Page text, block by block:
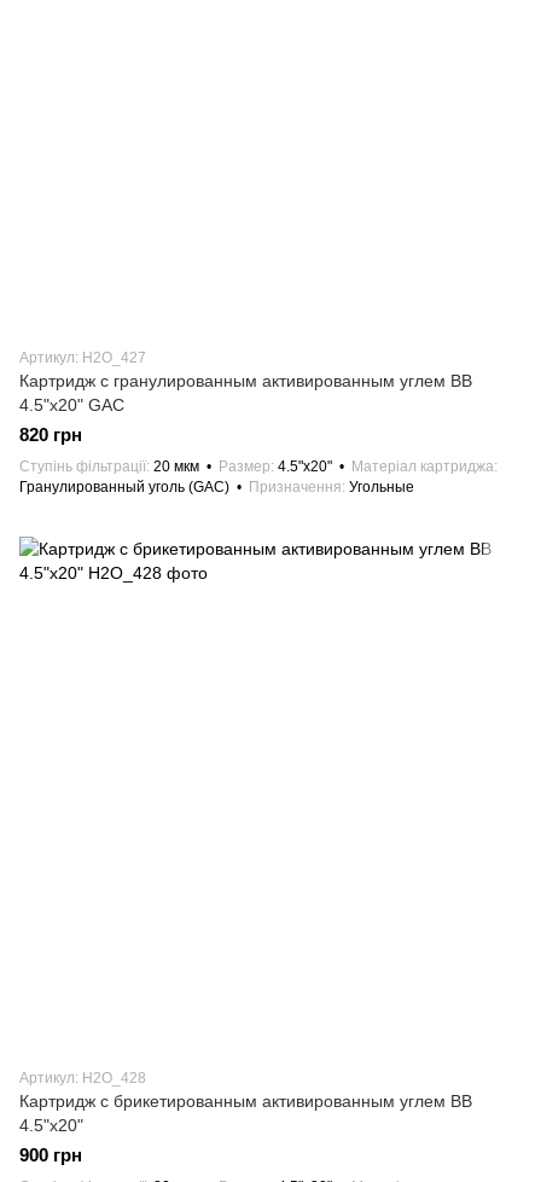
Артикул: H2О_427
Картридж с гранулированным активированным углем ВВ
4.5"х20" GAC
820 грн
Ступінь фільтрації 20 мкм Размер 4.5"х20"
Матеріал картриджа
Гранулированный уголь (GAC)
Призначення Угольные
Артикул: H2О_428
Картридж с брикетированным активированным углем ВВ
4.5"х20"
900 грн